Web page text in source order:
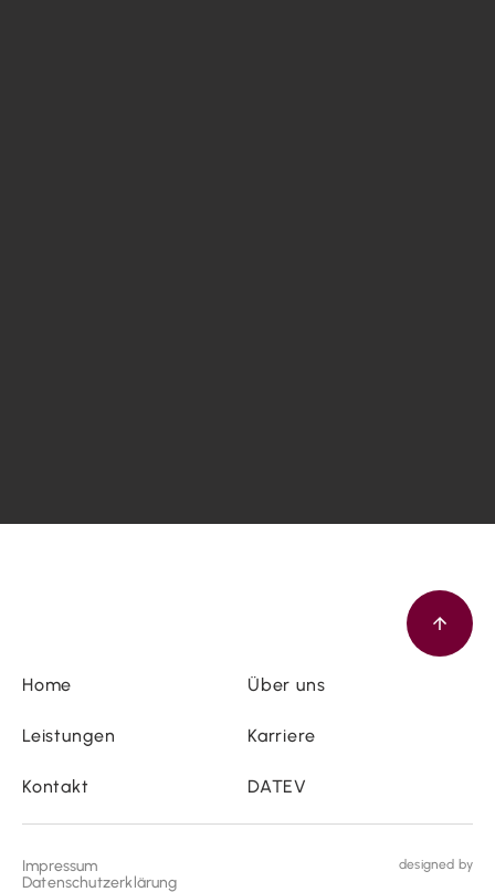
Home Über uns
Leistungen Karriere
Kontakt DATEV
Impressum
Datenschutzerklärung
designed by